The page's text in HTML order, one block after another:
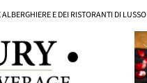
E DEI RISTORANTI DI LUSSO